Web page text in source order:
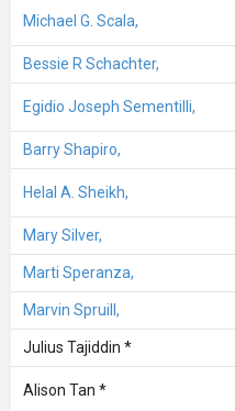
Michael G. Scala,
Bessie R Schachter,
Egidio Joseph Sementilli,
Barry Shapiro,
Helal A. Sheikh,
Mary Silver,
Marti Speranza,
Marvin Spruill,
Julius Tajiddin *
Alison Tan *